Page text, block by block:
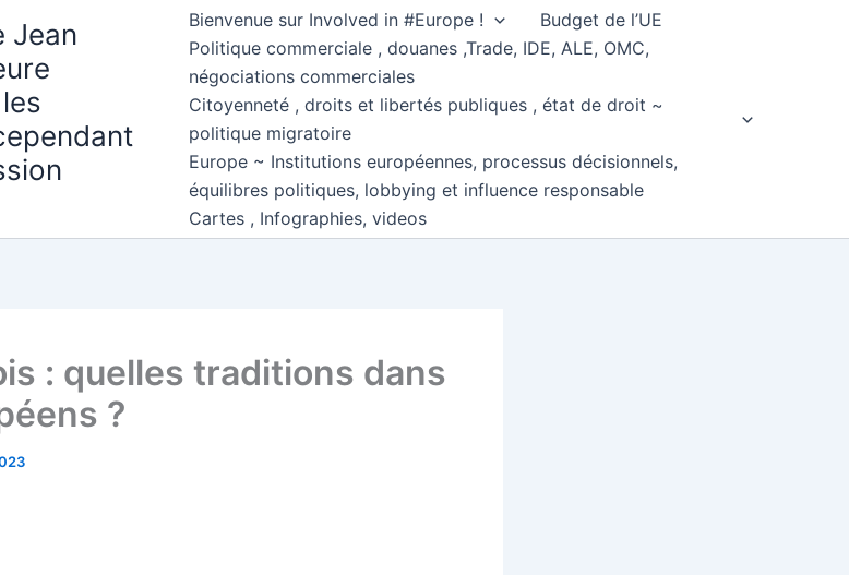
Jean
Bienvenue sur Involved in #Europe !
Budget de l’UE
Politique commerciale , douanes ,Trade, IDE, ALE, OMC,
négociations commerciales
Citoyenneté , droits et libertés publiques , état de droit ~
politique migratoire
Europe ~ Institutions européennes, processus décisionnels,
équilibres politiques, lobbying et influence responsable
Cartes , Infographies, videos
: quelles traditions dans
?